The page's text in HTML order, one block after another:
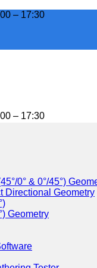
– 17:30
– 17:30
0° & 0°/45°)
Directional Geometry
Geometry